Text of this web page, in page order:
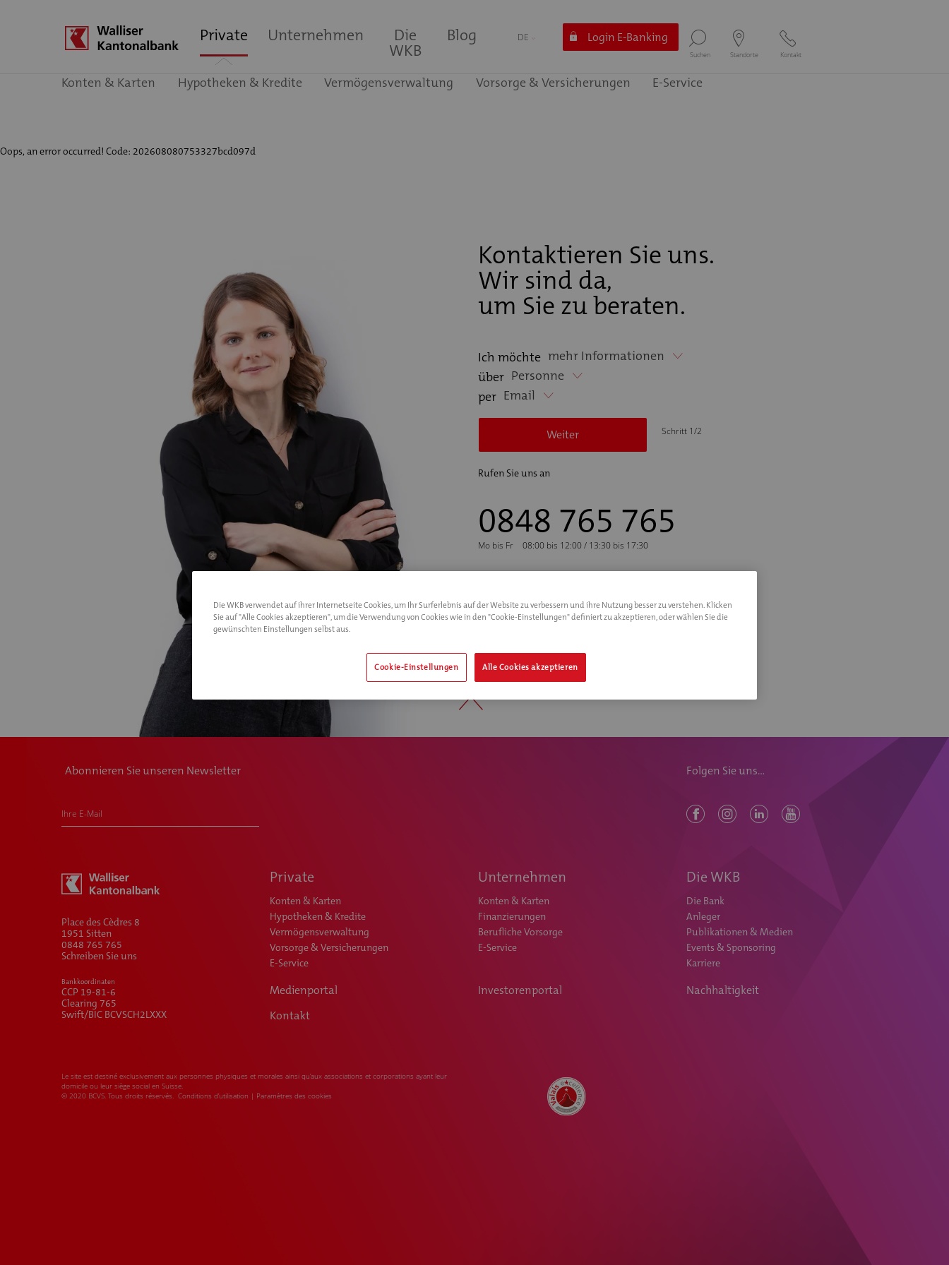
Private
Konten & Karten Hypotheken & Kredite Vermögensverwaltung Vorsorge & Versicherungen E-Service
Unternehmen Die
WKB
Blog DE Login E-Banking
Suchen Standorte Kontakt
Oops, an error occurred! Code: 202608080753327bcd097d
Kontaktieren Sie uns.
Wir sind da,
um Sie zu beraten.
Ich möchte mehr Informationen
über Personne
per Email
Weiter Schritt 1/2
Rufen Sie uns an
0848 765 765
Mo bis Fr 08:00 bis 12:00 / 13:30 bis 17:30
Abonnieren Sie unseren Newsletter
Ihre E-Mail
Folgen Sie uns...
Place des Cèdres 8
1951 Sitten
0848 765 765
Schreiben Sie uns
Private
Konten & Karten
Hypotheken & Kredite
Vermögensverwaltung
Vorsorge & Versicherungen
E-Service
Unternehmen
Konten & Karten
Finanzierungen
Berufliche Vorsorge
E-Service
Die WKB
Die Bank
Anleger
Publikationen & Medien
Events & Sponsoring
Karriere
Bankkoordinaten
CCP 19-81-6
Clearing 765
Swift/BIC BCVSCH2LXXX
Medienportal Investorenportal
Nachhaltigkeit
Kontakt
Le site est destiné exclusivement aux personnes physiques et morales ainsi qu’aux associations et corporations ayant leur
domicile ou leur siège social en Suisse.
© 2020 BCVS. Tous droits réservés. Conditions d’utilisation | Paramètres des cookies
Die WKB verwendet auf ihrer Internetseite Cookies, um Ihr Surferlebnis auf der Website zu verbessern und ihre Nutzung besser zu verstehen. Klicken
Sie auf "Alle Cookies akzeptieren", um die Verwendung von Cookies wie in den "Cookie-Einstellungen" definiert zu akzeptieren, oder wählen Sie die
gewünschten Einstellungen selbst aus.
Cookie-Einstellungen Alle Cookies akzeptieren